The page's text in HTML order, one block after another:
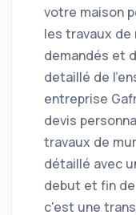
votre maison
les travaux
demandés et
detaillé de
entreprise
devis
travaux de
détaillé avec
debut et fin
c'est une